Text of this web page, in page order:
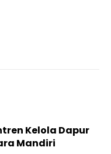
Kelola Dapur
Mandiri